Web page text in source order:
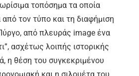
τοπόσημα τα οποία
τον τύπο και τη διαφήμιση
από πλευράς image ένα
ασχέτως λοιπής ιστορικής
η θέση του συγκεκριμένου